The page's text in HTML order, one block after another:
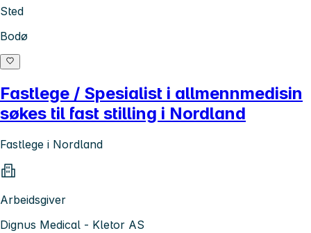
Sted
Bodø
Fastlege / Spesialist i allmennmedisin
søkes til fast stilling i Nordland
Fastlege i Nordland
Arbeidsgiver
Dignus Medical - Kletor AS